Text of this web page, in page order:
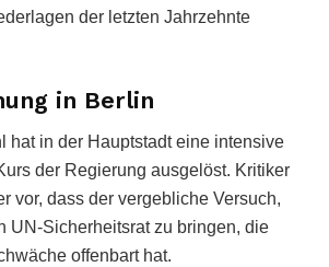
der letzten Jahrzehnte
in Berlin
hat in der Hauptstadt eine intensive
der Regierung ausgelöst. Kritiker
vor, dass der vergebliche Versuch,
UN-Sicherheitsrat zu bringen, die
offenbart hat.